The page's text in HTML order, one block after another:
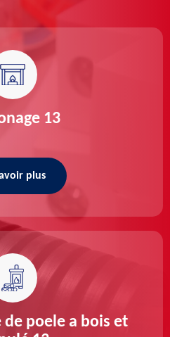
13
plus
de poele a bois et